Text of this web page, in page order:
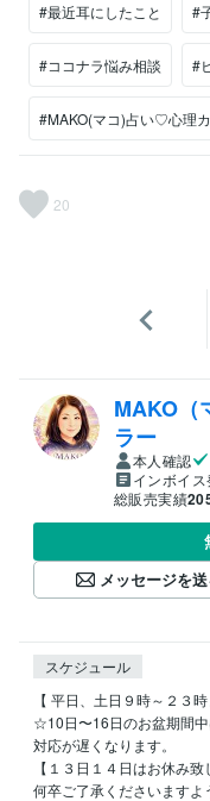
#最近耳にしたこと #
#ココナラ悩み相談 #
#MAKO(マコ)占い♡心理
20
MAKO（
ラー
本人確認
インボイ
総販売実績
メッセージを
スケジュール
【 平日、土日９時～２３時
☆10日〜16日のお盆期間中
対応が遅くなります。
【１３日１４日はお休み致
何卒ご了承くださいますよ